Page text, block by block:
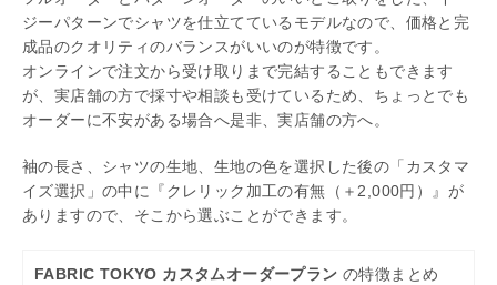
ジーパターンでシャツを仕立てているモデルなので、価格と完
成品のクオリティのバランスがいいのが特徴です。
オンラインで注文から受け取りまで完結することもできます
が、実店舗の方で採寸や相談も受けているため、ちょっとでも
オーダーに不安がある場合へ是非、実店舗の方へ。
袖の長さ、シャツの生地、生地の色を選択した後の「カスタマ
イズ選択」の中に『クレリック加工の有無（＋2,000円）』が
ありますので、そこから選ぶことができます。
FABRIC TOKYO カスタムオーダープラン の特徴まとめ